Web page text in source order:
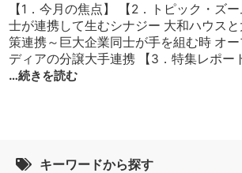
【1．今月の焦点】 【2．トピック・ズ
士が連携して生むシナジー 大和ハウス
策連携～巨大企業同士が手を組む時 オ
ディアの分譲大手連携 【3．特集レポー
…続きを読む
キーワードから探す